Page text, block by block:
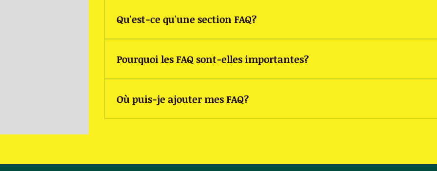
Qu'est-ce qu'une section FAQ?
entreprise. Par exemple, «Proposez-vous la livraison?», «Quelles sont vos heures
réserver un service?».
Pourquoi les FAQ sont-elles importantes?
votre entreprise et de créer une meilleure expérience de navigation sur votre site.
Où puis-je ajouter mes FAQ?